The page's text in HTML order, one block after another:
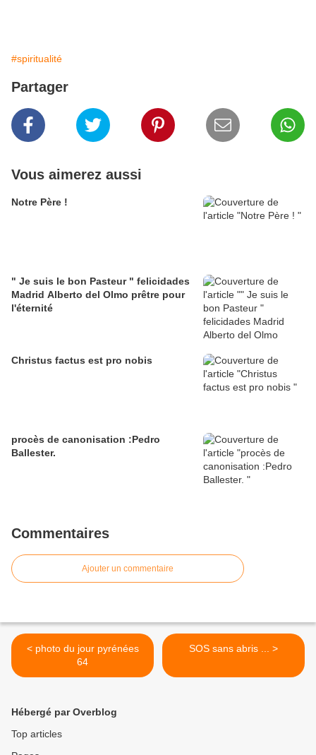
#spiritualité
Partager
Vous aimerez aussi
Notre Père !
" Je suis le bon Pasteur " felicidades
Madrid Alberto del Olmo prêtre pour
l'éternité
Christus factus est pro nobis
procès de canonisation :Pedro
Ballester.
Commentaires
Ajouter un commentaire
< photo du jour pyrénées
64
SOS sans abris ... >
Hébergé par Overblog
Top articles